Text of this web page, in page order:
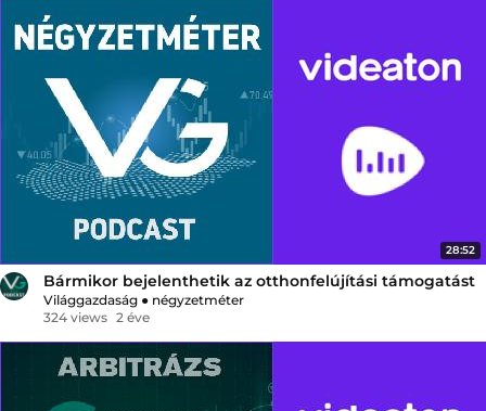
28:52
Bármikor bejelenthetik az otthonfelújítási támogatást
Világgazdaság ● négyzetméter
324 views 2 éve